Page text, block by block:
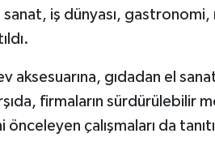
iş dünyası, gastronomi,
aksesuarına, gıdadan el
firmaların sürdürülebilir
çalışmaları da